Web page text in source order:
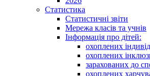
Статистика
Статистичні звіти
Мережа класів та учнів
Інформація про дітей:
охоплених
охоплених
зарахованих до
охоплених